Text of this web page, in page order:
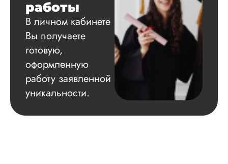
работы
В личном кабинете
Вы получаете
готовую,
оформленную
работу заявленной
уникальности.